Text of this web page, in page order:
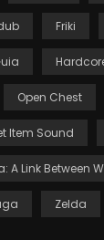
Friki
Open Chest
Item Sound
A Link Between
Zelda